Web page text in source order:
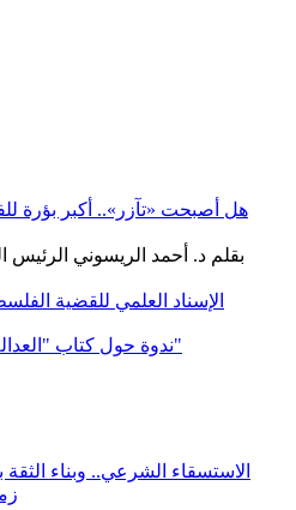
هل أصبحت «تآزر».. أكبر بؤرة
الإسناد العلمي للقضية
ندوة حول كتاب "العدالة الاجتماعية في الإسلام"
الاستسقاء الشرعي.. وبناء